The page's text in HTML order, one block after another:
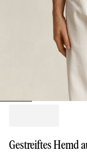
Gestreiftes Hemd